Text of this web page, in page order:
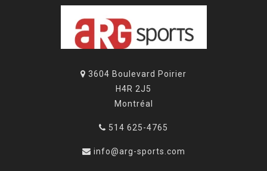
3604 Boulevard Poirier
H4R 2J5
Montréal
514 625-4765
info@arg-sports.com